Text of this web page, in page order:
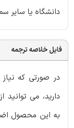
دانشگاه یا سایر
فایل خلاصه ترجمه
در صورتی که
دارید، می
به این محصول